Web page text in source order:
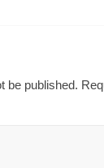
be published.